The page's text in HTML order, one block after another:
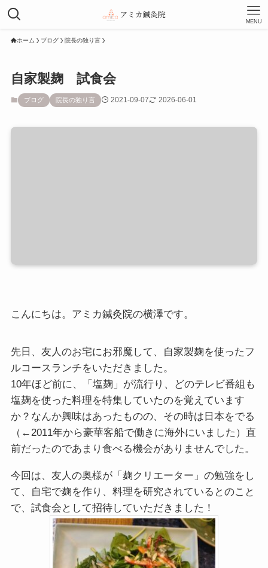
MENU
ホーム ブログ 院長の独り言
自家製麹 試食会
ブログ 院長の独り言 2021-09-07 2026-06-01
こんにちは。アミカ鍼灸院の横澤です。
先日、友人のお宅にお邪魔して、自家製麹を使ったフ
ルコースランチをいただきました。
10年ほど前に、「塩麹」が流行り、どのテレビ番組も
塩麹を使った料理を特集していたのを覚えています
か？なんか興味はあったものの、その時は日本をでる
（←2011年から豪華客船で働きに海外にいました）直
前だったのであまり食べる機会がありませんでした。
今回は、友人の奥様が「麹クリエーター」の勉強をし
て、自宅で麹を作り、料理を研究されているとのこと
で、試食会として招待していただきました！